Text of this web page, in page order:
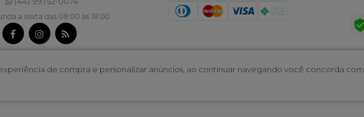
de compra e personalizar anúncios, ao continuar navegando você concorda com
a sexta das 08:00 às 18:00